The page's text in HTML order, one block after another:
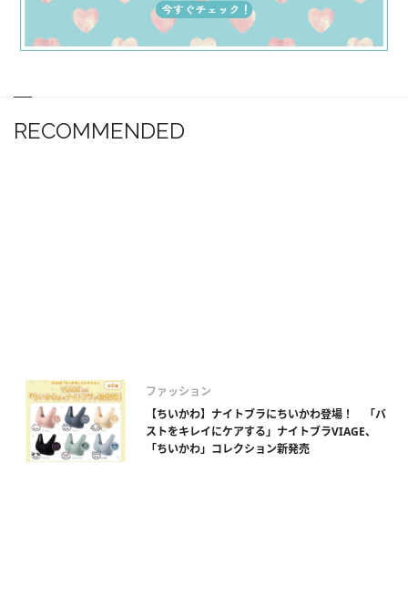
RECOMMENDED
ファッション
【ちいかわ】ナイトブラにちいかわ登場！ 「バ
ストをキレイにケアする」ナイトブラVIAGE、
「ちいかわ」コレクション新発売